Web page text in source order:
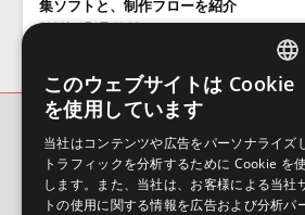
集ソフトと、制作フローを紹介
2024年4月1日 11:00
「
会社概要 環境保護（CSR）への取り組み
特定
サイト動作環境
利用規約 個人情報の保護に
このウェブサイトは Cookie
を使用しています
当社はコンテンツや広告をパーソナライズし
トラフィックを分析するために Cookie を
します。また、当社は、お客様による当社
トの使用に関する情報を広告および分析パ